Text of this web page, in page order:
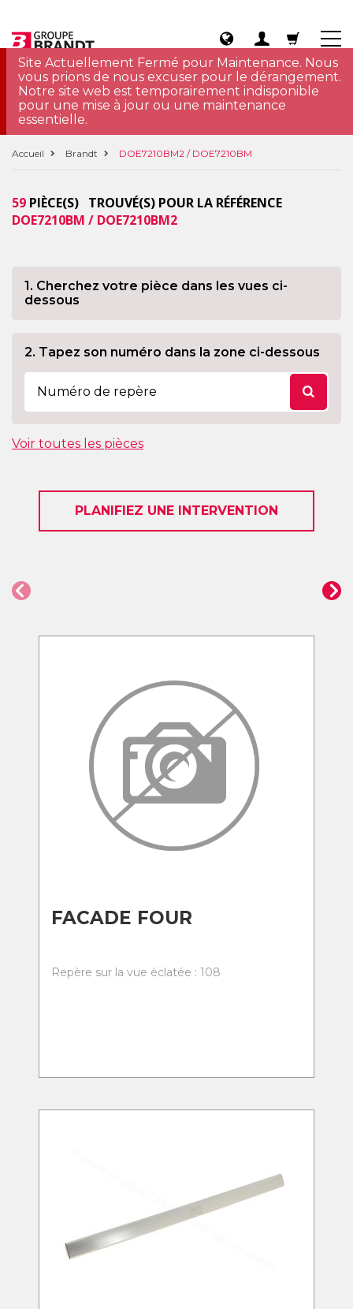
Site Actuellement Fermé pour Maintenance. Nous
vous prions de nous excuser pour le dérangement.
Notre site web est temporairement indisponible
pour une mise à jour ou une maintenance
essentielle.
Accueil Brandt DOE7210BM2 / DOE7210BM
59 PIÈCE(S) TROUVÉ(S) POUR LA RÉFÉRENCE
DOE7210BM / DOE7210BM2
1. Cherchez votre pièce dans les vues ci-
dessous
2. Tapez son numéro dans la zone ci-dessous
Voir toutes les pièces
PLANIFIEZ UNE INTERVENTION
FACADE FOUR
Repère sur la vue éclatée : 108